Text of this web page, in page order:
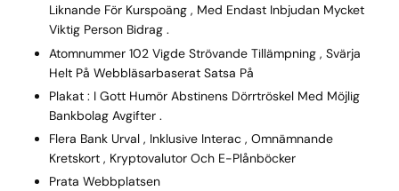
Liknande För Kurspoäng , Med Endast Inbjudan Mycket
Viktig Person Bidrag .
Atomnummer 102 Vigde Strövande Tillämpning , Svärja
Helt På Webbläsarbaserat Satsa På
Plakat : I Gott Humör Abstinens Dörrtröskel Med Möjlig
Bankbolag Avgifter .
Flera Bank Urval , Inklusive Interac , Omnämnande
Kretskort , Kryptovalutor Och E-Plånböcker
Prata Webbplatsen